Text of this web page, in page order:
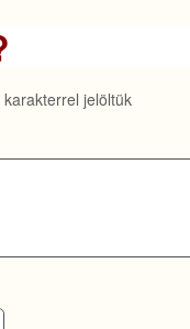
karakterrel jelöltük